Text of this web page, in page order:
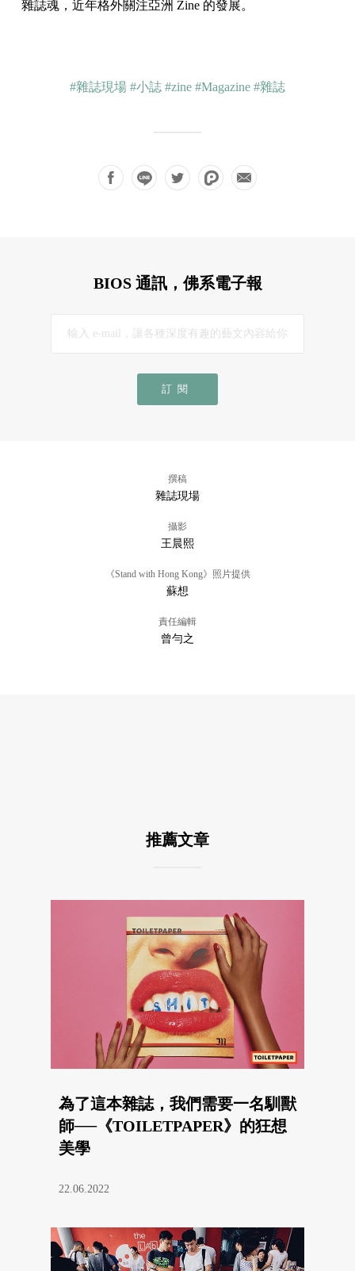
雜誌魂，近年格外關注亞洲 Zine 的發展。
#雜誌現場 #小誌 #zine #Magazine #雜誌
BIOS 通訊，佛系電子報
訂閱
撰稿
雜誌現場
攝影
王晨熙
《Stand with Hong Kong》照片提供
蘇想
責任編輯
曾勻之
推薦文章
為了這本雜誌，我們需要一名馴獸
師​──《TOILETPAPER》的狂想
美學
22.06.2022